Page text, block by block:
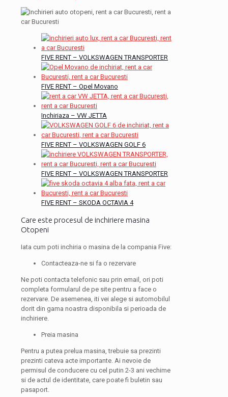
FIVE RENT – VOLKSWAGEN TRANSPORTER
FIVE RENT – Opel Movano
Inchiriaza – VW JETTA
FIVE RENT – VOLKSWAGEN GOLF 6
FIVE RENT – VOLKSWAGEN TRANSPORTER
FIVE RENT – SKODA OCTAVIA 4
Care este procesul de inchiriere masina
Otopeni
Iata cum poti inchiria o masina de la compania Five:
Contacteaza-ne si fa o rezervare
Ne poti contacta telefonic sau prin email, ori poti
completa formularul de pe site pentru a face o
rezervare. De asemenea, iti vei alege si automobilul
dorit din gama noastra disponibila si perioada de
inchiriere.
Preia masina
Pentru a putea prelua masina, trebuie sa prezinti
prezinti cateva acte importante. Ai nevoie de
permisul de conducere cu cel putin 2-3 ani vechime
si de actul de identitate, care poate fi buletin sau
pasaport.